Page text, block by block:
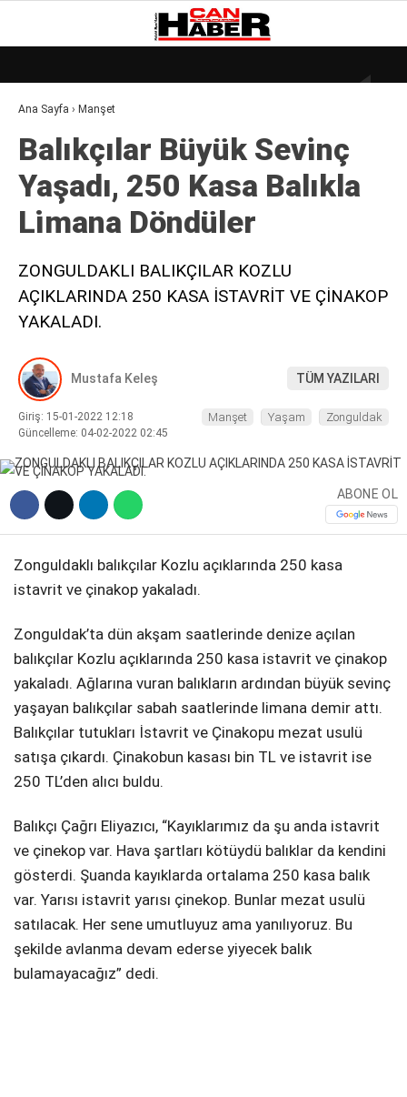
Instagram
28.4°
GALERİ
DÜNYA
EKONOMI
GÜNDEM
MAGAZIN
SAĞLIK
POLITIKA
ASAYIŞ
DIĞER
Ana Sayfa › Manşet
Balıkçılar Büyük Sevi̇nç
Yaşadı, 250 Kasa Balıkla
Li̇mana Döndüler
ZONGULDAKLI BALIKÇILAR KOZLU
AÇIKLARINDA 250 KASA İSTAVRİT VE ÇİNAKOP
YAKALADI.
Mustafa Keleş TÜM YAZILARI
Giriş: 15-01-2022 12:18
Güncelleme: 04-02-2022 02:45
Manşet Yaşam Zonguldak
ABONE OL
Zonguldaklı balıkçılar Kozlu açıklarında 250 kasa
istavrit ve çinakop yakaladı.
Zonguldak’ta dün akşam saatlerinde denize açılan
balıkçılar Kozlu açıklarında 250 kasa istavrit ve çinakop
yakaladı. Ağlarına vuran balıkların ardından büyük sevinç
yaşayan balıkçılar sabah saatlerinde limana demir attı.
Balıkçılar tutukları İstavrit ve Çinakopu mezat usulü
satışa çıkardı. Çinakobun kasası bin TL ve istavrit ise
250 TL’den alıcı buldu.
Balıkçı Çağrı Eliyazıcı, “Kayıklarımız da şu anda istavrit
ve çinekop var. Hava şartları kötüydü balıklar da kendini
gösterdi. Şuanda kayıklarda ortalama 250 kasa balık
var. Yarısı istavrit yarısı çinekop. Bunlar mezat usulü
satılacak. Her sene umutluyuz ama yanılıyoruz. Bu
şekilde avlanma devam ederse yiyecek balık
bulamayacağız” dedi.